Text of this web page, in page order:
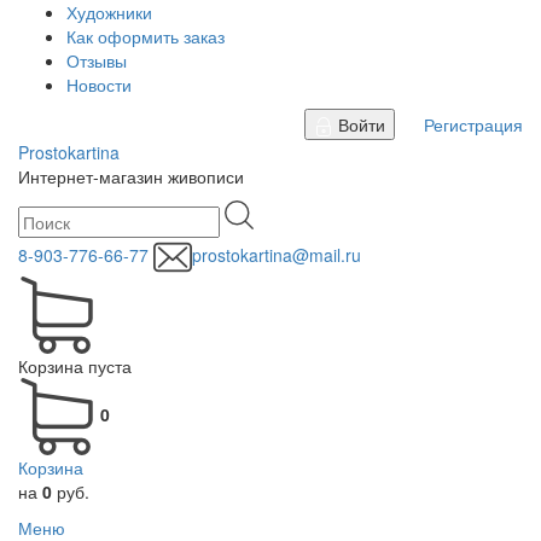
Художники
Как оформить заказ
Отзывы
Новости
Войти
Регистрация
Prostokartina
Интернет-магазин живописи
8-903-776-66-77 prostokartina@mail.ru
Корзина пуста
0
Корзина
на 0 руб.
Меню